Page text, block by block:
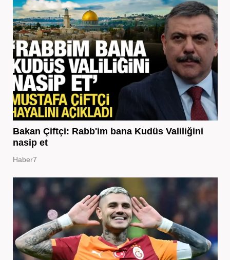
Bakan Çiftçi: Rabb'im bana Kudüs Valiliğini
nasip et
Haber7